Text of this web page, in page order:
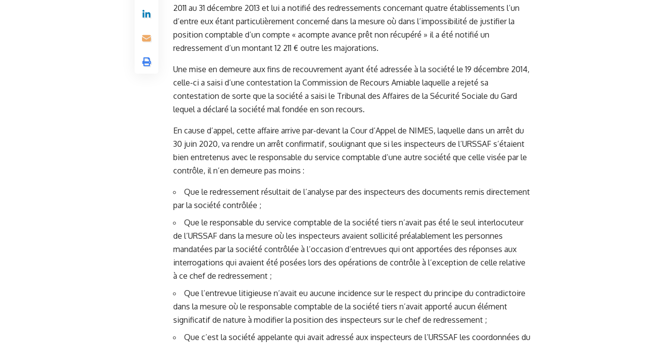
2011 au 31 décembre 2013 et lui a notifié des redressements concernant quatre établissements l’un
d’entre eux étant particulièrement concerné dans la mesure où dans l’impossibilité de justifier la
position comptable d’un compte « acompte avance prêt non récupéré » il a été notifié un
redressement d’un montant 12 211 € outre les majorations.
Une mise en demeure aux fins de recouvrement ayant été adressée à la société le 19 décembre 2014,
celle-ci a saisi d’une contestation la Commission de Recours Amiable laquelle a rejeté sa
contestation de sorte que la société a saisi le Tribunal des Affaires de la Sécurité Sociale du Gard
lequel a déclaré la société mal fondée en son recours.
En cause d’appel, cette affaire arrive par-devant la Cour d’Appel de NIMES, laquelle dans un arrêt du
30 juin 2020, va rendre un arrêt confirmatif, soulignant que si les inspecteurs de l’URSSAF s’étaient
bien entretenus avec le responsable du service comptable d’une autre société que celle visée par le
contrôle, il n’en demeure pas moins :
Que le redressement résultait de l’analyse par des inspecteurs des documents remis directement
par la société contrôlée ;
Que le responsable du service comptable de la société tiers n’avait pas été le seul interlocuteur
de l’URSSAF dans la mesure où les inspecteurs avaient sollicité préalablement les personnes
mandatées par la société contrôlée à l’occasion d’entrevues qui ont apportées des réponses aux
interrogations qui avaient été posées lors des opérations de contrôle à l’exception de celle relative
à ce chef de redressement ;
Que l’entrevue litigieuse n’avait eu aucune incidence sur le respect du principe du contradictoire
dans la mesure où le responsable comptable de la société tiers n’avait apporté aucun élément
significatif de nature à modifier la position des inspecteurs sur le chef de redressement ;
Que c’est la société appelante qui avait adressé aux inspecteurs de l’URSSAF les coordonnées du